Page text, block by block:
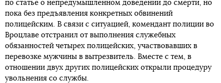
по статье о непредумышленном доведении до смерти, но
пока без предъявления конкретных обвинений
полицейским. В связи с ситуацией, комендант полиции во
Вроцлаве отстранил от выполнения служебных
обязанностей четырех полицейских, участвовавших в
перевозке мужчины в вытрезвитель. Вместе с тем, в
отношении двух других полицейских открыли процедуру
увольнения со службы.